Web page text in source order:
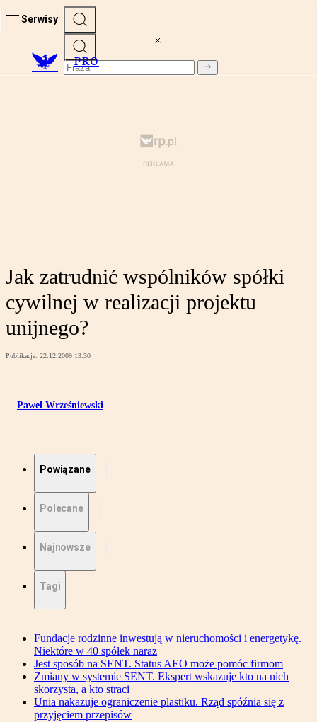
Serwisy
PRO
Jak zatrudnić wspólników spółki
cywilnej w realizacji projektu
unijnego?
Publikacja: 22.12.2009 13:30
Paweł Wrześniewski
Powiązane
Polecane
Najnowsze
Tagi
Fundacje rodzinne inwestują w nieruchomości i energetykę.
Niektóre w 40 spółek naraz
Jest sposób na SENT. Status AEO może pomóc firmom
Zmiany w systemie SENT. Ekspert wskazuje kto na nich
skorzysta, a kto straci
Unia nakazuje ograniczenie plastiku. Rząd spóźnia się z
przyjęciem przepisów